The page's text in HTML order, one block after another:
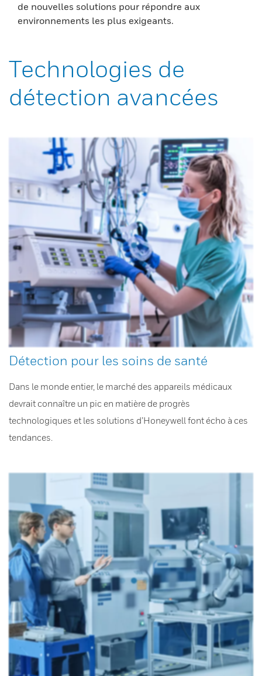
de nouvelles solutions pour répondre aux
environnements les plus exigeants.
Technologies de
détection avancées
Détection pour les soins de santé
Dans le monde entier, le marché des appareils médicaux
devrait connaître un pic en matière de progrès
technologiques et les solutions d’Honeywell font écho à ces
tendances.